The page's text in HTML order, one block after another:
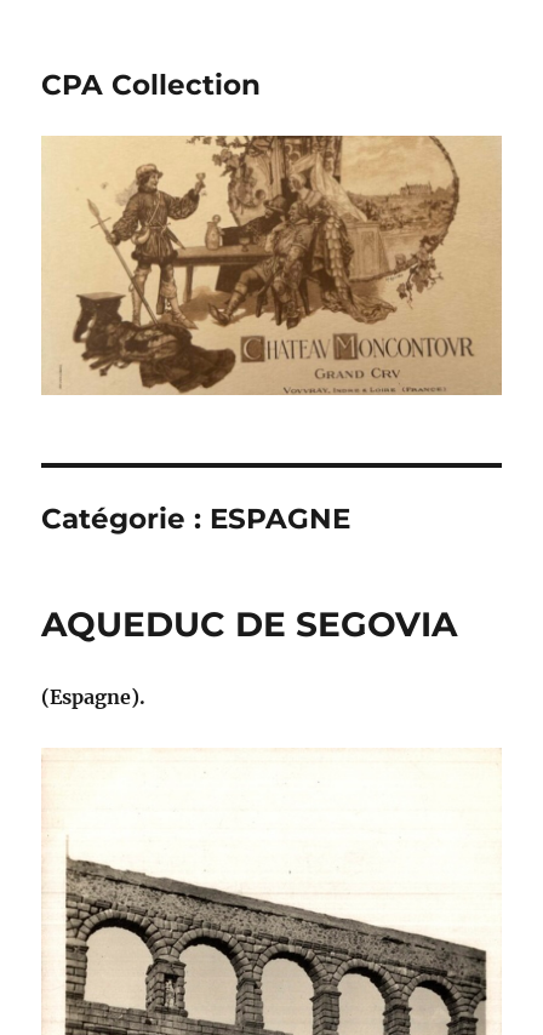
CPA Collection
Catégorie : ESPAGNE
AQUEDUC DE SEGOVIA
(Espagne).